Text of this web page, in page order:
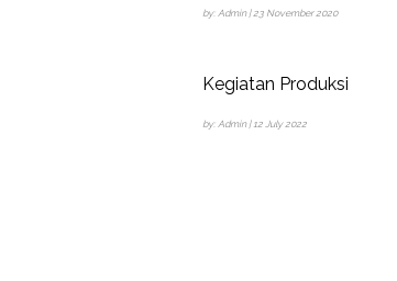
by: Admin | 23 November 2020
Kegiatan Produksi
by: Admin | 12 July 2022